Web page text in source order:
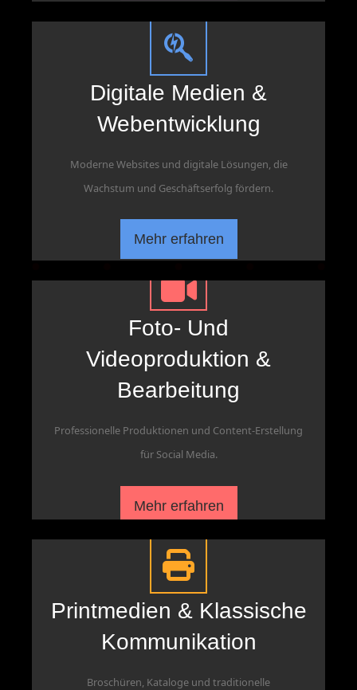
Digitale Medien &
Webentwicklung
Moderne Websites und digitale Lösungen, die
Wachstum und Geschäftserfolg fördern.
Mehr erfahren
Foto- Und
Videoproduktion &
Bearbeitung
Professionelle Produktionen und Content-Erstellung
für Social Media.
Mehr erfahren
Printmedien & Klassische
Kommunikation
Broschüren, Kataloge und traditionelle